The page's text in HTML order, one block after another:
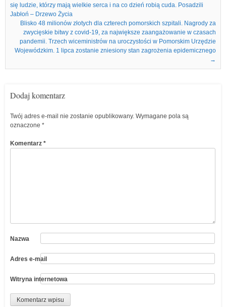
się ludzie, którzy mają wielkie serca i na co dzień robią cuda. Posadzili
Jabłoń – Drzewo Życia
Blisko 48 milionów złotych dla czterech pomorskich szpitali. Nagrody za
zwycięskie bitwy z covid-19, za największe zaangażowanie w czasach
pandemii. Trzech wiceministrów na uroczystości w Pomorskim Urzędzie
Wojewódzkim. 1 lipca zostanie zniesiony stan zagrożenia epidemicznego
→
Dodaj komentarz
Twój adres e-mail nie zostanie opublikowany. Wymagane pola są
oznaczone *
Komentarz *
Nazwa
Adres e-mail
Witryna internetowa